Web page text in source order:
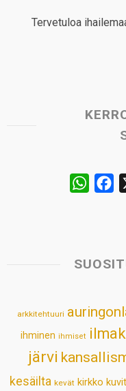
Tervetuloa
W
s
p
b
k
arkkitehtuuri
ihminen ihmiset
järvi
kesäilta kevät kirkko